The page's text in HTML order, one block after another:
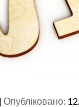
Опубліковано: